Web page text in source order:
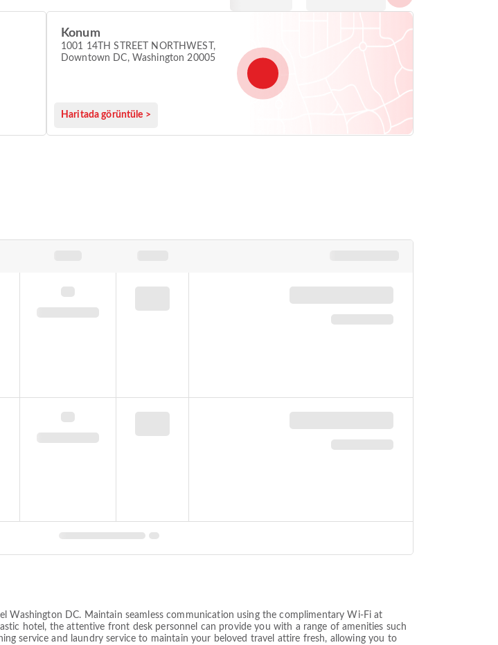
Konum
1001 14TH STREET NORTHWEST,
Downtown DC, Washington 20005
Haritada görüntüle >
Washington DC. Maintain seamless communication using the complimentary Wi-Fi at
hotel, the attentive front desk personnel can provide you with a range of amenities such
service and laundry service to maintain your beloved travel attire fresh, allowing you to